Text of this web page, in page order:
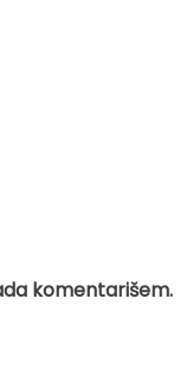
komentarišem.